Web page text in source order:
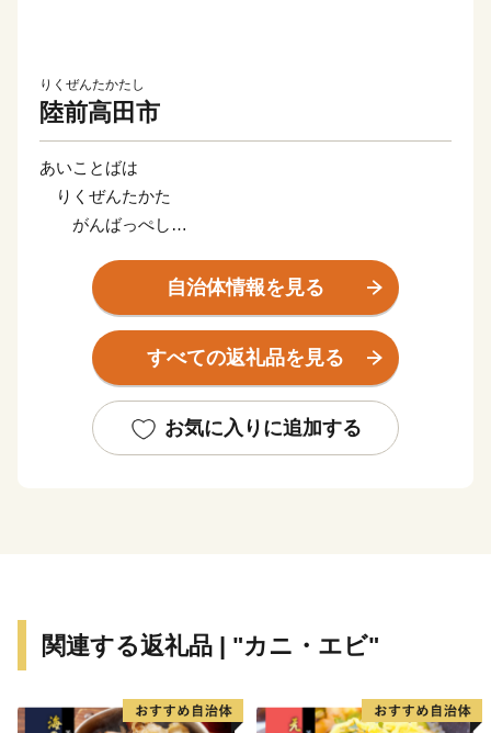
りくぜんたかたし
陸前高田市
あいことばは
りくぜんたかた
がんばっぺし
うみの向こうまで
岩手県陸前高田市は2011年の東日本大震災で壊滅的な
被害を受けましたが、2025年5月に開館した県指定有形
備は終了いたしました。
全国各地から陸前高田市へご支援いただき、お礼申し上
秋はりんごやブドウ、秋の味覚に舌鼓み。各地で黄金の
冬は雪も少なく過ごしやすく、虎舞いで新年を祝いま
自治体情報を見る
すべての返礼品を見る
お気に入りに追加する
関連する返礼品 | "カニ・エビ"